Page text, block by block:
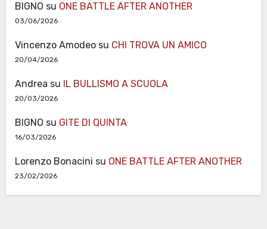
BIGNO su ONE BATTLE AFTER ANOTHER
03/06/2026
Vincenzo Amodeosu CHI TROVA UN AMICO
20/04/2026
Andrea su IL BULLISMO A SCUOLA
20/03/2026
BIGNO su GITE DI QUINTA
16/03/2026
Lorenzo Bonacini su ONE BATTLE AFTER ANOTHER
23/02/2026